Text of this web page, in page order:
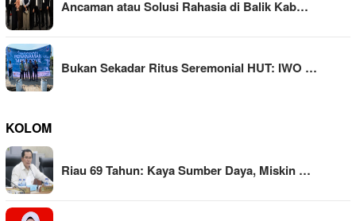
Ancaman atau Solusi Rahasia di Balik Kab…
Bukan Sekadar Ritus Seremonial HUT: IWO …
KOLOM
Riau 69 Tahun: Kaya Sumber Daya, Miskin …